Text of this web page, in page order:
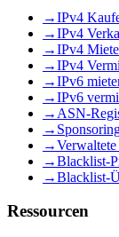
→IPv4
→IPv4
→IPv4
→IPv4
→IPv6
→IPv6
→ ASN-
→
→
→Blacklist-
→Blacklist-
Ressourcen